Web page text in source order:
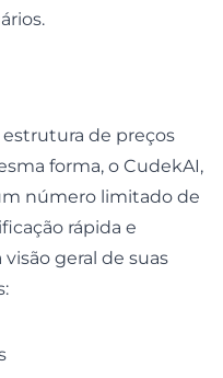
de preços
forma, o CudekAI,
número limitado de
rápida e
geral de suas